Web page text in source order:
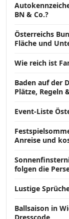
BN & Co.?
Österreichs
Fläche und
Wie reich ist
Baden auf der
Plätze, Regeln
Event-Liste
Anreise und
folgen die
Lustige
Ballsaison in